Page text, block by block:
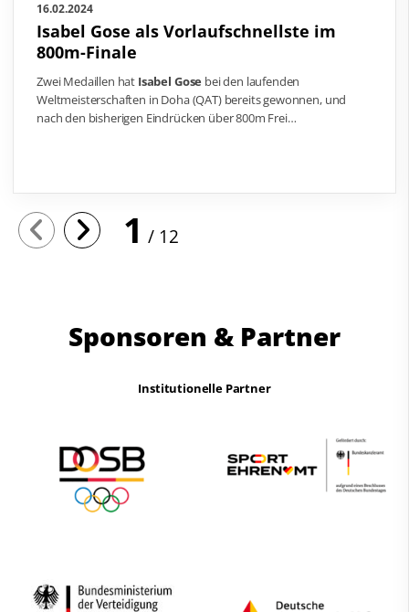
16.02.2024
Isabel Gose als Vorlaufschnellste im
800m-Finale
Zwei Medaillen hat Isabel Gose bei den laufenden
Weltmeisterschaften in Doha (QAT) bereits gewonnen, und
nach den bisherigen Eindrücken über 800m Frei…
1 12
Sponsoren & Partner
Institutionelle Partner